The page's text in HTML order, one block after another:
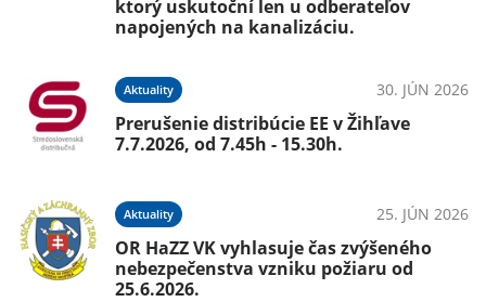
ktorý uskutoční len u odberateľov
napojených na kanalizáciu.
Aktuality 30. JÚN 2026
Prerušenie distribúcie EE v Žihľave
7.7.2026, od 7.45h - 15.30h.
Aktuality 25. JÚN 2026
OR HaZZ VK vyhlasuje čas zvýšeného
nebezpečenstva vzniku požiaru od
25.6.2026.